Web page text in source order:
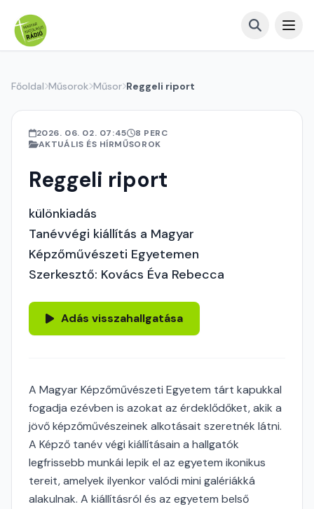
Főoldal Műsorok Műsor Reggeli riport
2026. 06. 02. 07:45
8 PERC
AKTUÁLIS ÉS HÍRMŰSOROK
Reggeli riport
különkiadás
Tanévvégi kiállítás a Magyar
Képzőművészeti Egyetemen
Szerkesztő: Kovács Éva Rebecca
Adás visszahallgatása
A Magyar Képzőművészeti Egyetem tárt kapukkal
fogadja ezévben is azokat az érdeklődőket, akik a
jövő képzőművészeinek alkotásait szeretnék látni.
A Képző tanév végi kiállításain a hallgatók
legfrissebb munkái lepik el az egyetem ikonikus
tereit, amelyek ilyenkor valódi mini galériákká
alakulnak. A kiállításról és az egyetem belső